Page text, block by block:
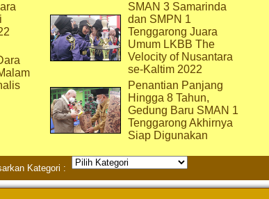
SMAN 3 Samarinda
dan SMPN 1
Tenggarong Juara
Umum LKBB The
Velocity of Nusantara
se-Kaltim 2022
Penantian Panjang
Hingga 8 Tahun,
Gedung Baru SMAN 1
Tenggarong Akhirnya
Siap Digunakan
Kategori :